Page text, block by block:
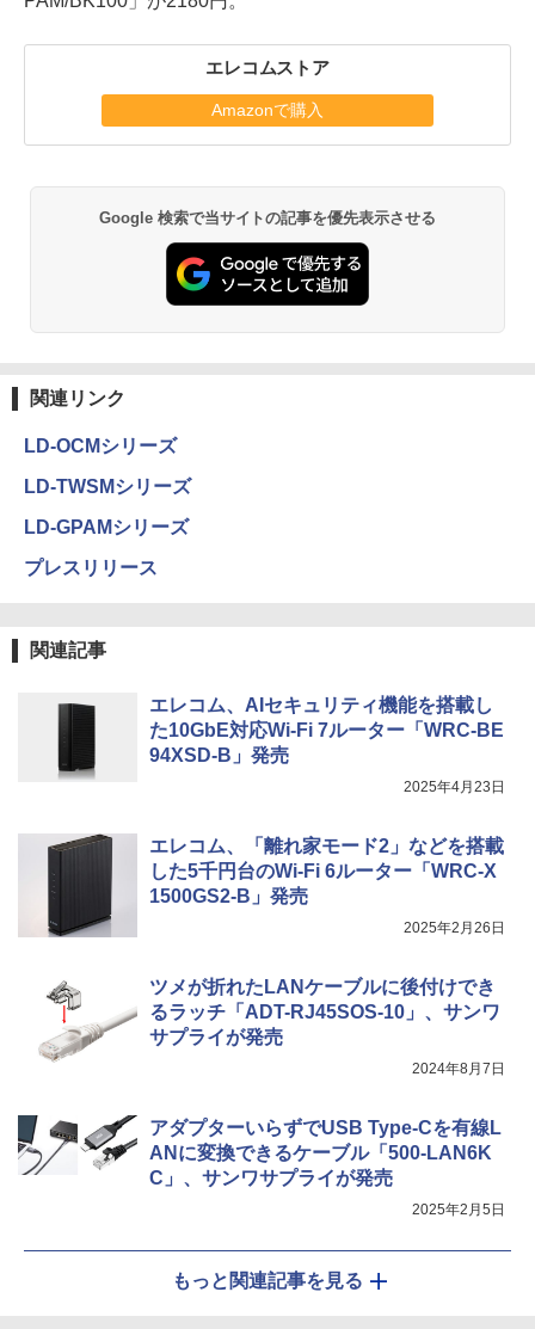
エレコムストア
Amazonで購入
Google 検索で当サイトの記事を優先表示させる
関連リンク
LD-OCMシリーズ
LD-TWSMシリーズ
LD-GPAMシリーズ
プレスリリース
関連記事
エレコム、AIセキュリティ機能を搭載し
た10GbE対応Wi-Fi 7ルーター「WRC-BE
94XSD-B」発売
2025年4月23日
エレコム、「離れ家モード2」などを搭載
した5千円台のWi-Fi 6ルーター「WRC-X
1500GS2-B」発売
2025年2月26日
ツメが折れたLANケーブルに後付けでき
るラッチ「ADT-RJ45SOS-10」、サンワ
サプライが発売
2024年8月7日
アダプターいらずでUSB Type-Cを有線L
ANに変換できるケーブル「500-LAN6K
C」、サンワサプライが発売
2025年2月5日
もっと関連記事を見る